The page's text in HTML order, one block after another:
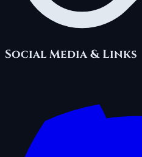
Social Media & Links